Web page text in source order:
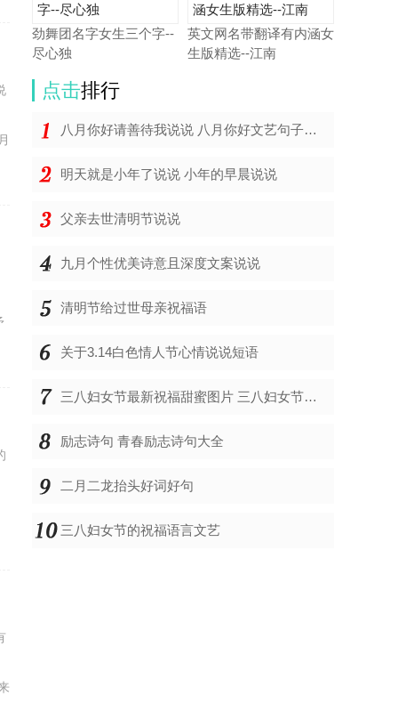
劲舞团名字女生三个字--
尽心独
英文网名带翻译有内涵女
生版精选--江南
点击排行
八月你好请善待我说说 八月你好文艺句子2019最新版
明天就是小年了说说 小年的早晨说说
父亲去世清明节说说
九月个性优美诗意且深度文案说说
清明节给过世母亲祝福语
关于3.14白色情人节心情说说短语
三八妇女节最新祝福甜蜜图片 三八妇女节买护肤品的说说
励志诗句 青春励志诗句大全
二月二龙抬头好词好句
三八妇女节的祝福语言文艺